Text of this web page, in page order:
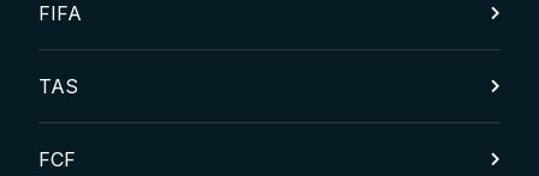
FIFA
TAS
FCF